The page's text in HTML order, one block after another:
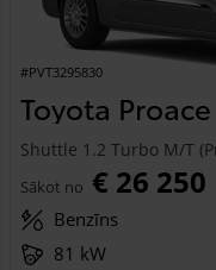
#PVT3295830
Toyota
Shuttle 1.2 Turbo M/T
Sākot no € 26 250
Benzīns
81 kW